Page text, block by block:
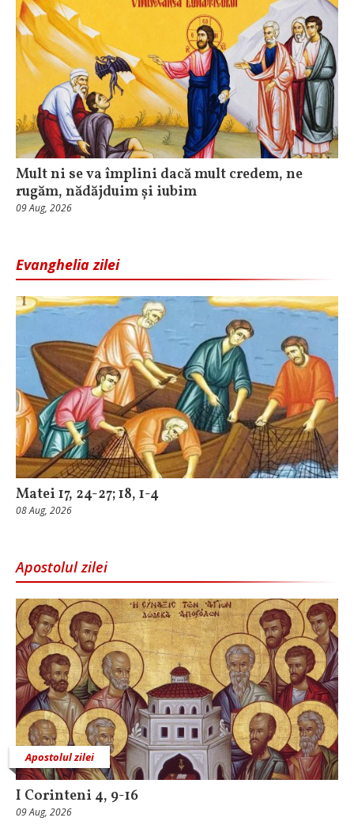
Mult ni se va împlini dacă mult credem, ne
rugăm, nădăjduim și iubim
09 Aug, 2026
Evanghelia zilei
Matei 17, 24-27; 18, 1-4
08 Aug, 2026
Apostolul zilei
Apostolul zilei
I Corinteni 4, 9-16
09 Aug, 2026